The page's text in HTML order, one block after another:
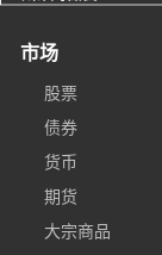
市场
股票
债券
货币
期货
大宗商品